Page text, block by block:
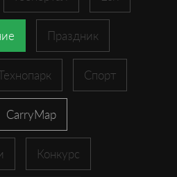
Праздник
Спорт
CarryMap
Конкурс